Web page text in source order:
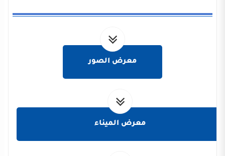
معرض الصور
معرض الميناء